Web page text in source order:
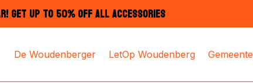
GET UP TO 50% OFF ALL ACCESSORIES
De Woudenberger LetOp Woudenberg Gemeente